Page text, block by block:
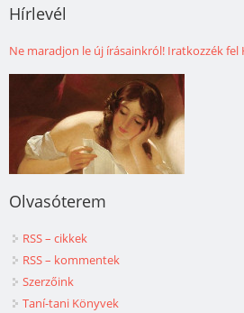
Hírlevél
Ne maradjon le új írásainkról! Iratkozzék fel
Olvasóterem
RSS – cikkek
RSS – kommentek
Szerzőink
Taní-tani Könyvek